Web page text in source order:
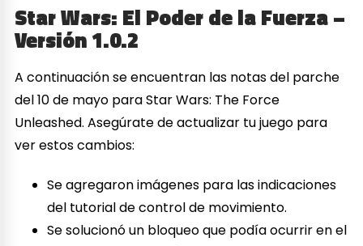
Star Wars: El Poder de la Fuerza –
Versión 1.0.2
A continuación se encuentran las notas del parche
del 10 de mayo para Star Wars: The Force
Unleashed. Asegúrate de actualizar tu juego para
ver estos cambios:
Se agregaron imágenes para las indicaciones
del tutorial de control de movimiento.
Se solucionó un bloqueo que podía ocurrir en el